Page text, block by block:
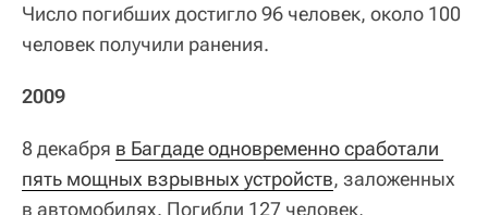
Число погибших достигло 96 человек, около 100
человек получили ранения.
2009
8 декабря в Багдаде одновременно сработали
пять мощных взрывных устройств, заложенных
в автомобилях. Погибли 127 человек,